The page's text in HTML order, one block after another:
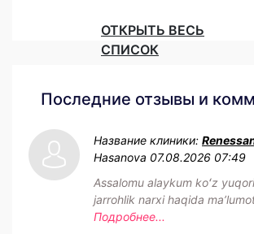
ОТКРЫТЬ ВЕСЬ
СПИСОК
Последние отзывы и
Название клиники:
Hasanova 07.08.2026 07:49
Assalomu alaykum koʻz
jarrohlik narxi haqida
Подробнее...